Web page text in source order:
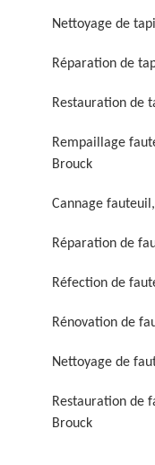
Réparation de
chaise et siège
Nettoyage de
Réparation de
Restauration de
Rempaillage
Brouck
Cannage
Réparation de
Réfection de
Rénovation de
Nettoyage de
Restauration de
Brouck